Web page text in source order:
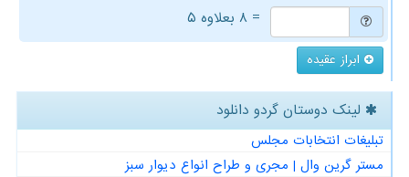
= ۸ بعلاوه ۵
ابراز عقیده
لینک دوستان گردو دانلود
تبلیغات انتخابات مجلس
مستر گرین وال | مجری و طراح انواع دیوار سبز